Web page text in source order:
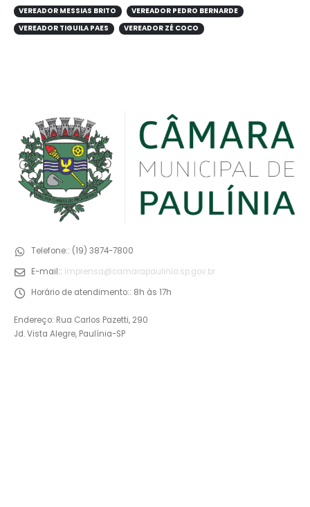
VEREADOR MESSIAS BRITO
VEREADOR PEDRO BERNARDE
VEREADOR TIGUILA PAES
VEREADOR ZÉ COCO
Telefone:: (19) 3874-7800
E-mail:: imprensa@camarapaulinia.sp.gov.br
Horário de atendimento:: 8h às 17h
Endereço: Rua Carlos Pazetti, 290
Jd. Vista Alegre, Paulínia-SP